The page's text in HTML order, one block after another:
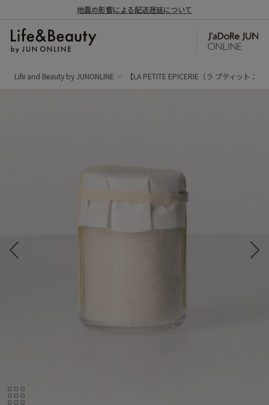
地震の影響による配送遅延について
Life and Beauty by JUNONLINE 【LA PETITE EPICERIE（ラ プティット エ